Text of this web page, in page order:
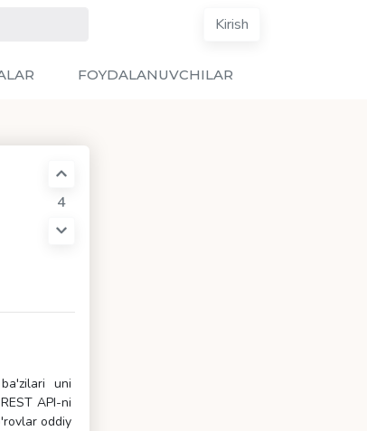
Kirish
FOYDALANUVCHILAR
4
uni
API-ni
oddiy